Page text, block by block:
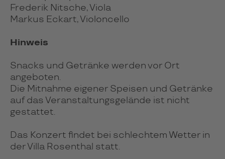
Frederik Nitsche, Viola
Markus Eckart, Violoncello
Hinweis
Snacks und Getränke werden vor Ort
angeboten.
Die Mitnahme eigener Speisen und Getränke
auf das Veranstaltungsgelände ist nicht
gestattet.
Das Konzert findet bei schlechtem Wetter in
der Villa Rosenthal statt.